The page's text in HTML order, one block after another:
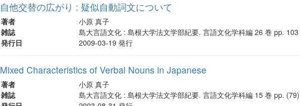
自他交替の広がり : 疑似自動詞文について
著者
小原 真子
雑誌
島大言語文化 : 島根大学法文学部紀要. 言語文化学科編 26 巻 pp.
発行日
2009-03-19 発行
Mixed Characteristics of Verbal Nouns in Japanese
著者
小原 真子
雑誌
島大言語文化 : 島根大学法文学部紀要. 言語文化学科編 15 巻 pp.